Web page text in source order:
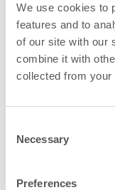
We use cookies to
features and to
of our site with our
combine it with
collected from
Selection
Necessary
Preferences